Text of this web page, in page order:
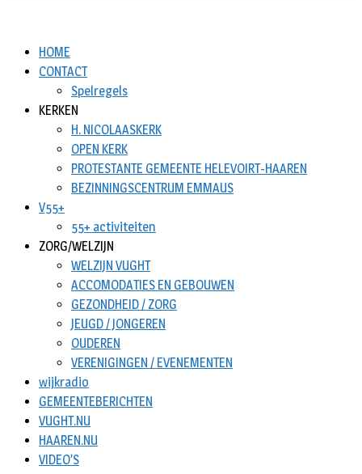
HOME
CONTACT
Spelregels
KERKEN
H. NICOLAASKERK
OPEN KERK
PROTESTANTE GEMEENTE HELEVOIRT-HAAREN
BEZINNINGSCENTRUM EMMAUS
V55+
55+ activiteiten
ZORG/WELZIJN
WELZIJN VUGHT
ACCOMODATIES EN GEBOUWEN
GEZONDHEID / ZORG
JEUGD / JONGEREN
OUDEREN
VERENIGINGEN / EVENEMENTEN
wijkradio
GEMEENTEBERICHTEN
VUGHT.NU
HAAREN.NU
VIDEO’S